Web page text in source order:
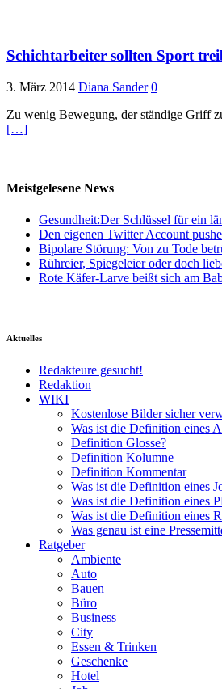
Schichtarbeiter sollten Sport
3. März 2014 Diana Sander 0
Zu wenig Bewegung, der ständige Griff
[…]
Meistgelesene News
Gesundheit:Der Schlüssel für ein
Den eigenen Twitter Account
Bipolare Störung: Von zu Tode
Rühreier, Spiegeleier oder doch
Rote Käfer-Larve beißt sich am
Aktuelles
Redakteure gesucht!
Redaktion
WIKI
Kostenlose Bilder sicher
Was ist die Definition eines
Definition Glosse?
Definition Kolumne
Definition Kommentar
Was ist die Definition eines
Was ist die Definition eines
Was ist die Definition eines
Was genau ist eine
Ratgeber
Ambiente
Auto
Bauen
Büro
Business
City
Essen & Trinken
Geschenke
Hotel